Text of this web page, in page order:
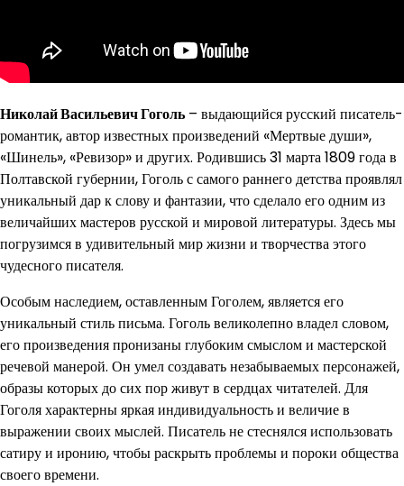
Николай Васильевич Гоголь – выдающийся русский писатель-
романтик, автор известных произведений «Мертвые души»,
«Шинель», «Ревизор» и других. Родившись 31 марта 1809 года в
Полтавской губернии, Гоголь с самого раннего детства проявлял
уникальный дар к слову и фантазии, что сделало его одним из
величайших мастеров русской и мировой литературы. Здесь мы
погрузимся в удивительный мир жизни и творчества этого
чудесного писателя.
Особым наследием, оставленным Гоголем, является его
уникальный стиль письма. Гоголь великолепно владел словом,
его произведения пронизаны глубоким смыслом и мастерской
речевой манерой. Он умел создавать незабываемых персонажей,
образы которых до сих пор живут в сердцах читателей. Для
Гоголя характерны яркая индивидуальность и величие в
выражении своих мыслей. Писатель не стеснялся использовать
сатиру и иронию, чтобы раскрыть проблемы и пороки общества
своего времени.